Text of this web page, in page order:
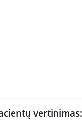
vertinimas: